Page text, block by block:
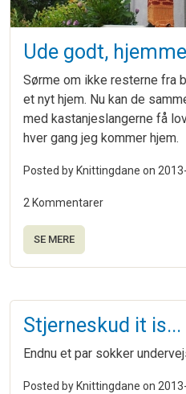
Ude godt,
Sørme om ikke resterne fra
et nyt hjem. Nu kan de
med kastanjeslangerne få
hver gang jeg kommer hjem.
Posted by Knittingdane on
2 Kommentarer
SE MERE
Stjerneskud it is...
Endnu et par sokker
Posted by Knittingdane on